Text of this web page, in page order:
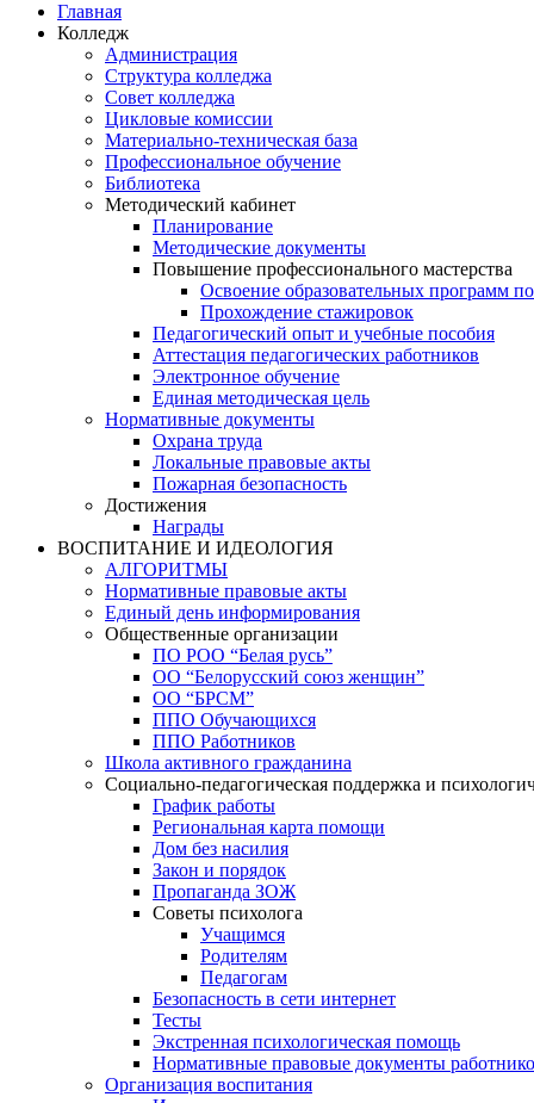
Главная
Колледж
Администрация
Структура колледжа
Совет колледжа
Цикловые комиссии
Материально-техническая база
Профессиональное обучение
Библиотека
Методический кабинет
Планирование
Методические документы
Повышение профессионального мастерства
Освоение образовательных программ
Прохождение стажировок
Педагогический опыт и учебные пособия
Аттестация педагогических работников
Электронное обучение
Единая методическая цель
Нормативные документы
Охрана труда
Локальные правовые акты
Пожарная безопасность
Достижения
Награды
ВОСПИТАНИЕ И ИДЕОЛОГИЯ
АЛГОРИТМЫ
Нормативные правовые акты
Единый день информирования
Общественные организации
ПО РОО “Белая русь”
ОО “Белорусский союз женщин”
ОО “БРСМ”
ППО Обучающихся
ППО Работников
Школа активного гражданина
Социально-педагогическая поддержка и
График работы
Региональная карта помощи
Дом без насилия
Закон и порядок
Пропаганда ЗОЖ
Советы психолога
Учащимся
Родителям
Педагогам
Безопасность в сети интернет
Тесты
Экстренная психологическая помощь
Нормативные правовые документы
Организация воспитания